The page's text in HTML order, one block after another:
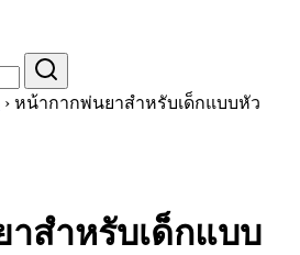
› หน้ากากพ่นยาสำหรับเด็กแบบหัว
สำหรับเด็กแบบ